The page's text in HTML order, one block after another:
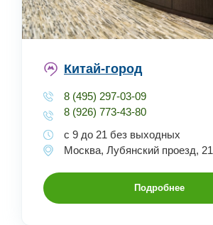
Китай-город
8 (495) 297-03-09
8 (926) 773-43-80
с 9 до 21 без выходных
Москва, Лубянский проезд, 21
Подробнее